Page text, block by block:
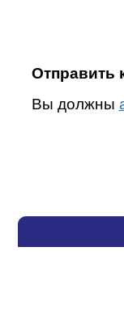
Отправить
Вы должны